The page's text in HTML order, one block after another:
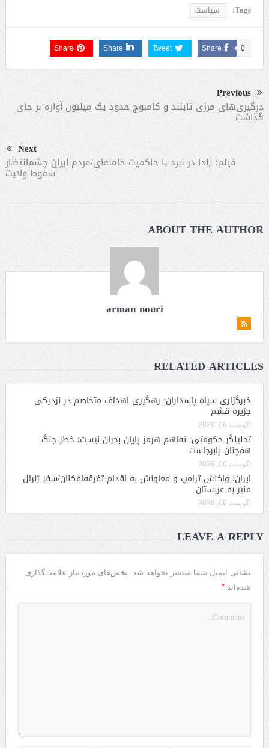
Tags: سیاست
Share 0
Tweet
Share
Share
Previous
درگیری‌های مرزی تایلند و کامبوج حدود یک میلیون آواره بر جای
گذاشت
Next
فیلم؛ یلدا در نبرد با حاکمیت خامنه‌ای/مردم ایران چشم‌انتظار
سقوط ولایت
ABOUT THE AUTHOR
arman nouri
RELATED ARTICLES
خبرگزاری سپاه پاسداران: رهگیری اهداف متخاصم در نزدیکی
جزیره قشم
آگوست 06, 2026
تحلیلگر حکومتی: تفاهم هرمز پایان بحران نیست؛ خطر جنگ
همچنان پابرجاست
آگوست 06, 2026
ایران؛ واکنش ترامپ و معاونش به اقدام تفرقه‌افکنان/سفر ژنرال
منیر به عربستان
آگوست 06, 2026
LEAVE A REPLY
نشانی ایمیل شما منتشر نخواهد شد. بخش‌های موردنیاز علامت‌گذاری
شده‌اند *